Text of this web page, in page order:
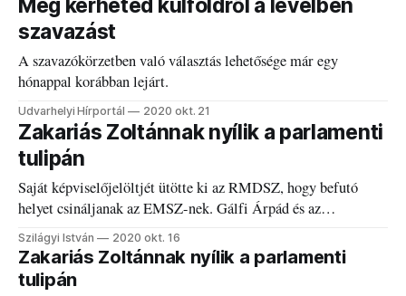
Még kérheted külföldről a levélben
szavazást
A szavazókörzetben való választás lehetősége már egy
hónappal korábban lejárt.
Udvarhelyi Hírportál 2020 okt. 21
Zakariás Zoltánnak nyílik a parlamenti
tulipán
Saját képviselőjelöltjét ütötte ki az RMDSZ, hogy befutó
helyet csináljanak az EMSZ-nek. Gálfi Árpád és az
udvarhelyi POL jelöltállítására is válaszoltak.
Szilágyi István 2020 okt. 16
Zakariás Zoltánnak nyílik a parlamenti
tulipán